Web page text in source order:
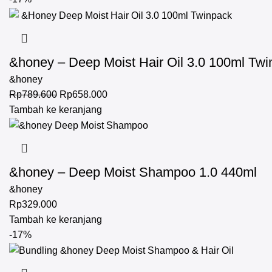
&honey – Deep Moist Hair Oil 3.0 100ml
&honey
Rp789.600 Rp658.000
Tambah ke keranjang
&honey – Deep Moist Shampoo 1.0 440ml
&honey
Rp329.000
Tambah ke keranjang
-17%